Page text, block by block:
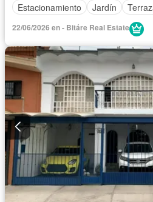
Estacionamiento
Jardín
22/06/2026 en - Bitáre Real Estate